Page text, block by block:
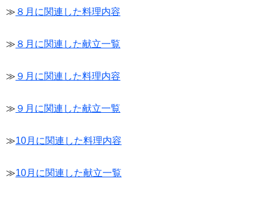
≫ ８月に関連した料理内容
≫ ８月に関連した献立一覧
≫ ９月に関連した料理内容
≫ ９月に関連した献立一覧
≫10月に関連した料理内容
≫10月に関連した献立一覧